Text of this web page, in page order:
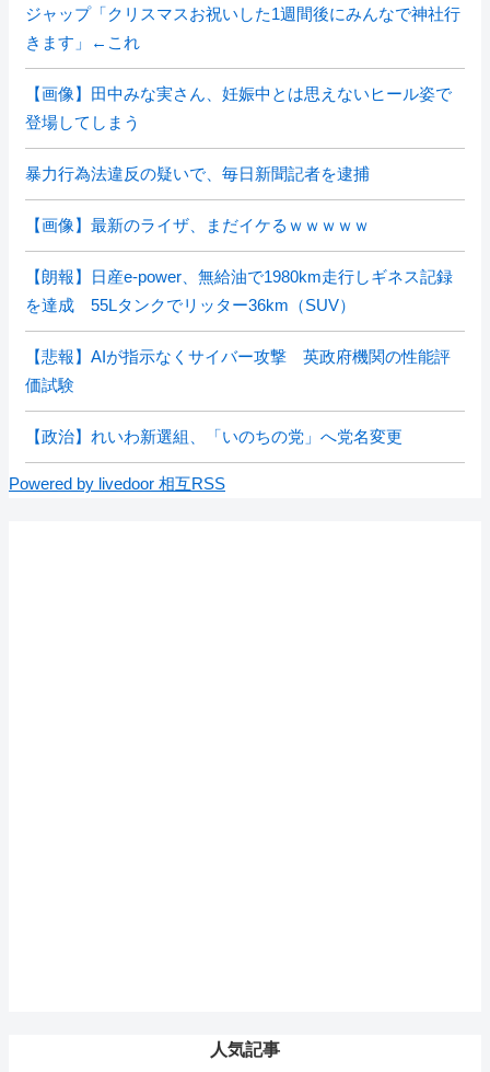
ジャップ「クリスマスお祝いした1週間後にみんなで神社行
きます」←これ
【画像】田中みな実さん、妊娠中とは思えないヒール姿で
登場してしまう
暴力行為法違反の疑いで、毎日新聞記者を逮捕
【画像】最新のライザ、まだイケるｗｗｗｗｗ
【朗報】日産e-power、無給油で1980km走行しギネス記録
を達成 55Lタンクでリッター36km（SUV）
【悲報】AIが指示なくサイバー攻撃 英政府機関の性能評
価試験
【政治】れいわ新選組、「いのちの党」へ党名変更
Powered by livedoor 相互RSS
人気記事